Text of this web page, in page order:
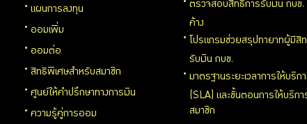
แผนการลงทุน
ออมเพิ่ม
ออมต่อ
สิทธิพิเศษสำหรับสมาชิก
ศูนย์ให้คำปรึกษาทางการเงิน
ความรู้คู่การออม
ตรวจสอบสิทธิการรับเงิน กบข.
ค้าง
โปรแกรมช่วยสรุปทายาทผู้มีสิ
รับเงิน กบข.
มาตรฐานระยะเวลาการให้บริก
(SLA) และขั้นตอนการให้บริกา
สมาชิก